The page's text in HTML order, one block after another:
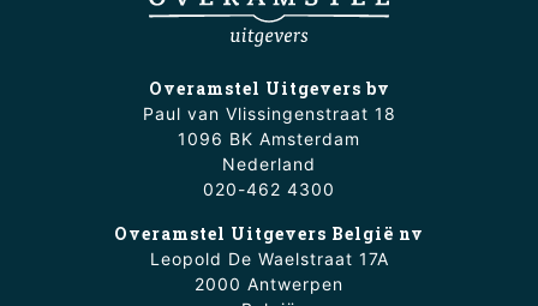
Overamstel Uitgevers bv
Paul van Vlissingenstraat 18
1096 BK Amsterdam
Nederland
020-462 4300
Overamstel Uitgevers België nv
Leopold De Waelstraat 17A
2000 Antwerpen